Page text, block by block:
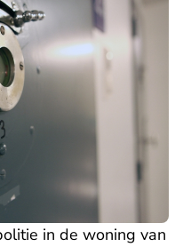
in de woning van